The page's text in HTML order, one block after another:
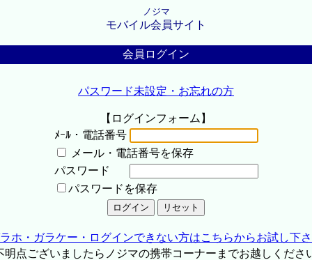
ノジマ
モバイル会員サイト
会員ログイン
パスワード未設定・お忘れの方
【ログインフォーム】
ﾒｰﾙ・電話番号
メール・電話番号を保存
パスワード
パスワードを保存
ホ・ガラケー・ログインできない方はこちらからお試し下
点ございましたらノジマの携帯コーナーまでお越しくださ